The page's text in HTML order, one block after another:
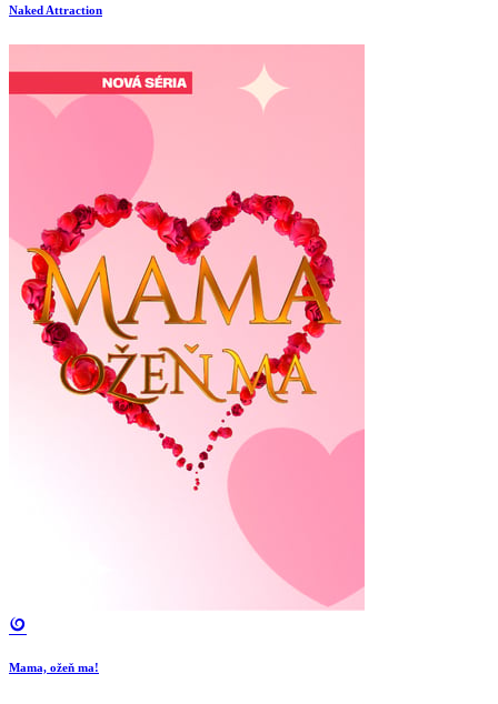
Naked Attraction
Mama, ožeň ma!